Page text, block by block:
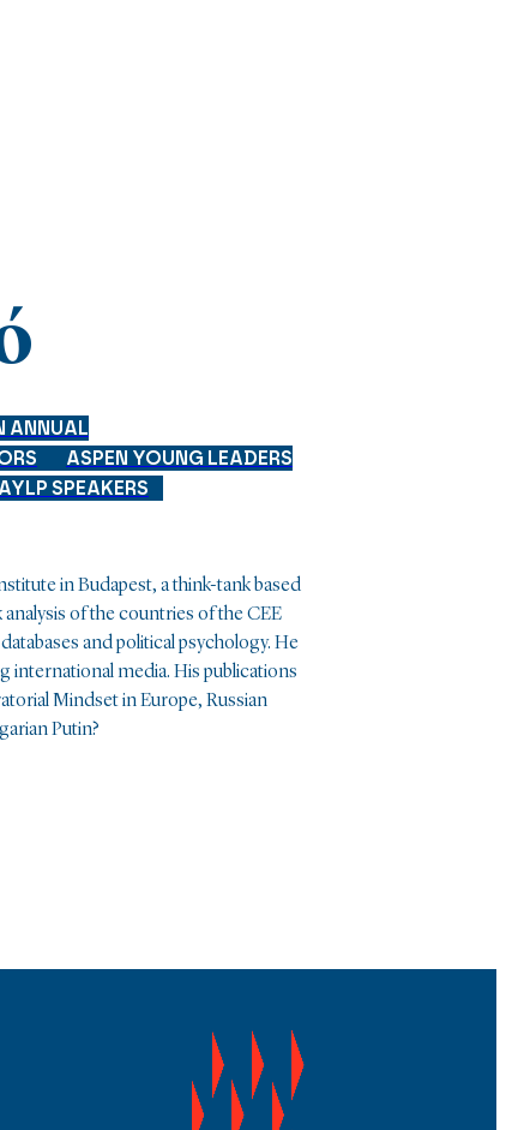
ANNUAL
ASPEN YOUNG LEADERS
AYLP SPEAKERS
in Budapest, a think-tank based
of the countries of the CEE
and political psychology. He
international media. His publications
Mindset in Europe, Russian
Putin?